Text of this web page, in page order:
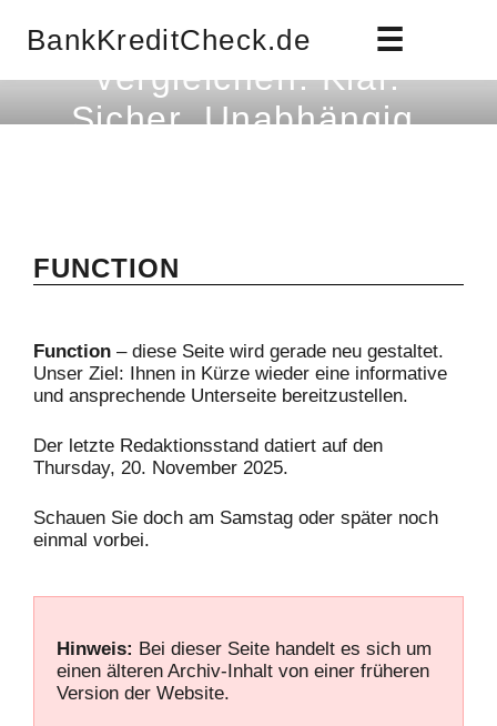
BankKreditCheck.de ☰
Bankkredite
vergleichen. Klar.
Sicher. Unabhängig.
FUNCTION
Function – diese Seite wird gerade neu gestaltet.
Unser Ziel: Ihnen in Kürze wieder eine informative
und ansprechende Unterseite bereitzustellen.
Der letzte Redaktionsstand datiert auf den
Thursday, 20. November 2025.
Schauen Sie doch am Samstag oder später noch
einmal vorbei.
Hinweis: Bei dieser Seite handelt es sich um
einen älteren Archiv-Inhalt von einer früheren
Version der Website.